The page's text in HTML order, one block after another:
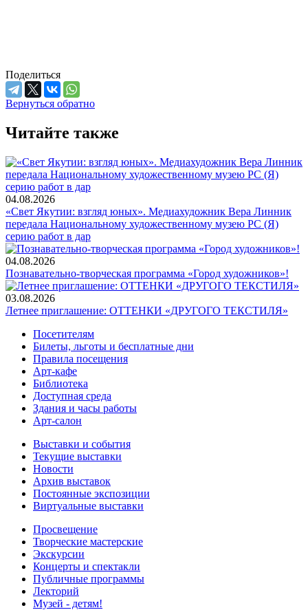
Поделиться
Вернуться обратно
Читайте также
04.08.2026
«Свет Якутии: взгляд юных». Медиахудожник Вера Линник
передала Национальному художественному музею РС (Я)
серию работ в дар
04.08.2026
Познавательно-творческая программа «Город художников»!
03.08.2026
Летнее приглашение: ОТТЕНКИ «ДРУГОГО ТЕКСТИЛЯ»
Посетителям
Билеты, льготы и бесплатные дни
Правила посещения
Арт-кафе
Библиотека
Доступная среда
Здания и часы работы
Арт-салон
Выставки и события
Текущие выставки
Новости
Архив выставок
Постоянные экспозиции
Виртуальные выставки
Просвещение
Творческие мастерские
Экскурсии
Концерты и спектакли
Публичные программы
Лекторий
Музей - детям!